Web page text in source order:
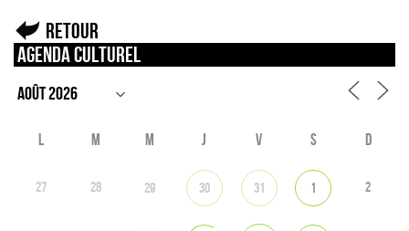
Retour
Agenda culturel
L M M J V S D
27 28 29 30 31 1 2